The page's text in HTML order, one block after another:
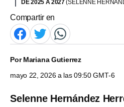
DE 2025 A 2027(SELENNE
Compartir en
PorMariana Gutierrez
mayo 22, 2026 a las 09:50 GMT-6
Selenne Hernández